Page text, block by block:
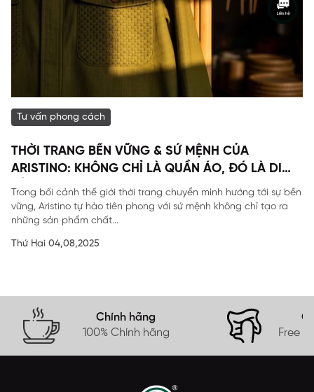
Tư vấn phong cách
THỜI TRANG BỀN VỮNG & SỨ MỆNH CỦA
ARISTINO: KHÔNG CHỈ LÀ QUẦN ÁO, ĐÓ LÀ DI
SẢN
Trong bối cảnh thế giới thời trang chuyển mình hướng tới sự bền
vững, Aristino tự hào tiên phong với sứ mệnh không chỉ tạo ra
những sản phẩm chất...
Thứ Hai 04,08,2025
Chính hãng
100% Chính hãng
Free